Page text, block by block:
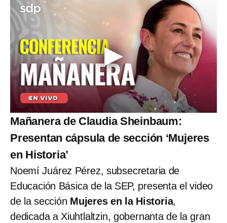
Mañanera de Claudia Sheinbaum:
Presentan cápsula de sección ‘Mujeres
en Historia’
Noemí Juárez Pérez, subsecretaria de
Educación Básica de la SEP, presenta el video
de la sección Mujeres en la Historia,
dedicada a Xiuhtlaltzin, gobernanta de la gran